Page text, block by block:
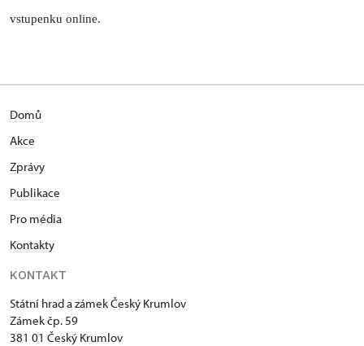
vstupenku online.
Domů
Akce
Zprávy
Publikace
Pro média
Kontakty
KONTAKT
Státní hrad a zámek Český Krumlov
Zámek čp. 59
381 01 Český Krumlov